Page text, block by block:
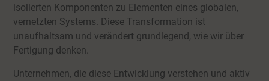
isolierten Komponenten zu Elementen eines globalen,
vernetzten Systems. Diese Transformation ist
unaufhaltsam und verändert grundlegend, wie wir über
Fertigung denken.
Unternehmen, die diese Entwicklung verstehen und aktiv